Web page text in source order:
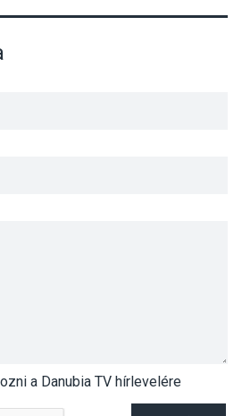
a Danubia TV hírlevelére